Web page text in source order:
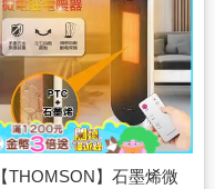
【THOMSON】石墨烯微